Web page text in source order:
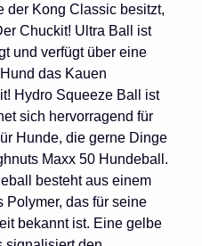
der Kong Classic besitzt,
Chuckit! Ultra Ball ist
und verfügt über eine
das Kauen
Hydro Squeeze Ball ist
sich hervorragend für
Hunde, die gerne Dinge
Maxx 50 Hundeball.
besteht aus einem
Polymer, das für seine
bekannt ist. Eine gelbe